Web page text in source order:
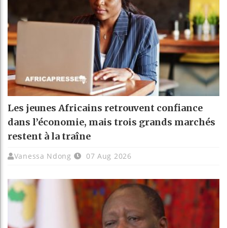
Les jeunes Africains retrouvent confiance
dans l’économie, mais trois grands marchés
restent à la traîne
Vanessa Ndong 07 Aug 2026